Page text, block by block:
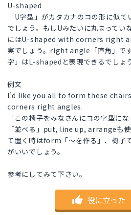
U-shaped
「U字型」がカタカナのコの形に似
でしょう。もしUみたいに丸まってい
にはU-shaped with corners right
実でしょう。right angle「直角」で
字」はL-shapedと表現できるでしょう
例文
I’d like you all to form these
corners right angles.
「この椅子をみなさんにコの字型にな
「並べる」put, line up, arrangeも
て置く時はform「〜を作る」、椅子
がいいでしょう。
参考にしてみて下さい。
役に立った